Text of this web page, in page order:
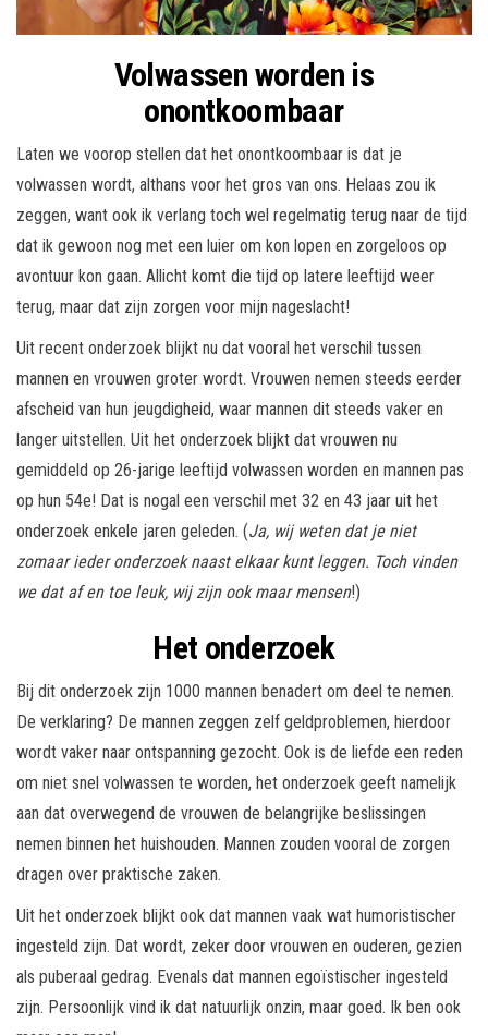
Volwassen worden is
onontkoombaar
Laten we voorop stellen dat het onontkoombaar is dat je
volwassen wordt, althans voor het gros van ons. Helaas zou ik
zeggen, want ook ik verlang toch wel regelmatig terug naar de tijd
dat ik gewoon nog met een luier om kon lopen en zorgeloos op
avontuur kon gaan. Allicht komt die tijd op latere leeftijd weer
terug, maar dat zijn zorgen voor mijn nageslacht!
Uit recent onderzoek blijkt nu dat vooral het verschil tussen
mannen en vrouwen groter wordt. Vrouwen nemen steeds eerder
afscheid van hun jeugdigheid, waar mannen dit steeds vaker en
langer uitstellen. Uit het onderzoek blijkt dat vrouwen nu
gemiddeld op 26-jarige leeftijd volwassen worden en mannen pas
op hun 54e! Dat is nogal een verschil met 32 en 43 jaar uit het
onderzoek enkele jaren geleden. (Ja, wij weten dat je niet
zomaar ieder onderzoek naast elkaar kunt leggen. Toch vinden
we dat af en toe leuk, wij zijn ook maar mensen!)
Het onderzoek
Bij dit onderzoek zijn 1000 mannen benadert om deel te nemen.
De verklaring? De mannen zeggen zelf geldproblemen, hierdoor
wordt vaker naar ontspanning gezocht. Ook is de liefde een reden
om niet snel volwassen te worden, het onderzoek geeft namelijk
aan dat overwegend de vrouwen de belangrijke beslissingen
nemen binnen het huishouden. Mannen zouden vooral de zorgen
dragen over praktische zaken.
Uit het onderzoek blijkt ook dat mannen vaak wat humoristischer
ingesteld zijn. Dat wordt, zeker door vrouwen en ouderen, gezien
als puberaal gedrag. Evenals dat mannen egoïstischer ingesteld
zijn. Persoonlijk vind ik dat natuurlijk onzin, maar goed. Ik ben ook